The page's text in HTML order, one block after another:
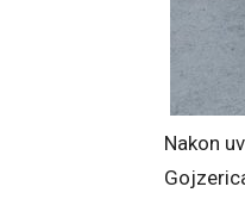
Nakon